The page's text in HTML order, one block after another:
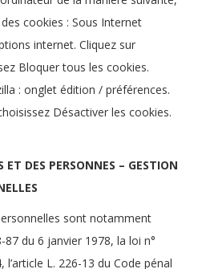
cookies : Sous Internet
internet. Cliquez sur
Bloquer tous les cookies.
: onglet édition / préférences.
Désactiver les cookies.
ET DES PERSONNES – GESTION
sont notamment
du 6 janvier 1978, la loi n°
L. 226-13 du Code pénal